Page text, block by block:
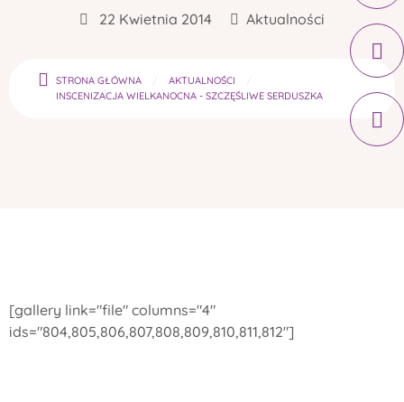
22 Kwietnia 2014 Aktualności
STRONA GŁÓWNA
AKTUALNOŚCI
INSCENIZACJA WIELKANOCNA - SZCZĘŚLIWE SERDUSZKA
[gallery link="file" columns="4"
ids="804,805,806,807,808,809,810,811,812"]